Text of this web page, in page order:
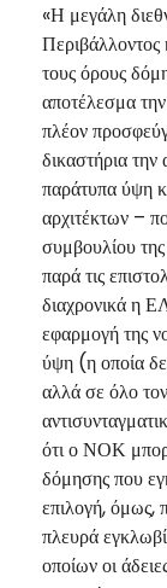
«Η μεγάλη
Περιβάλλοντος
τους όρους
αποτέλεσμα
πλέον
δικαστήρια
παράτυπα ύψη
αρχιτέκτων –
συμβουλίου
παρά τις
διαχρονικά η
εφαρμογή της
ύψη (η οποία
αλλά σε όλο
ότι ο ΝΟΚ
δόμησης που
επιλογή, όμως,
πλευρά
οποίων οι